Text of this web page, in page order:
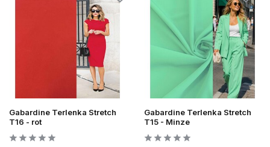
Gabardine Terlenka Stretch
T16 - rot
Gabardine Terlenka Stretch
T15 - Minze